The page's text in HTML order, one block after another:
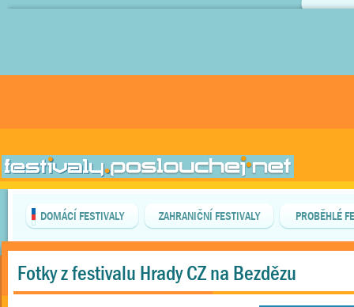
DOMÁCÍ FESTIVALY ZAHRANIČNÍ FESTIVALY PROBĚHLÉ
Fotky z festivalu Hrady CZ na Bezdězu